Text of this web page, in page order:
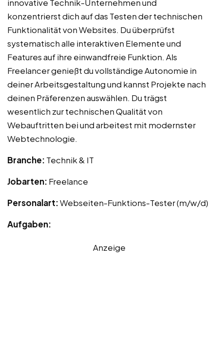
innovative Technik-Unternehmen und
konzentrierst dich auf das Testen der technischen
Funktionalität von Websites. Du überprüfst
systematisch alle interaktiven Elemente und
Features auf ihre einwandfreie Funktion. Als
Freelancer genießt du vollständige Autonomie in
deiner Arbeitsgestaltung und kannst Projekte nach
deinen Präferenzen auswählen. Du trägst
wesentlich zur technischen Qualität von
Webauftritten bei und arbeitest mit modernster
Webtechnologie.
Branche: Technik & IT
Jobarten: Freelance
Personalart:Webseiten-Funktions-Tester (m/w/d)
Aufgaben:
Anzeige